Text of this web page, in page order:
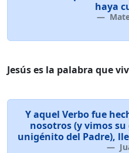
haya
Jesús es la palabra que
Y aquel Verbo fue
nosotros (y vimos
unigénito del Padre),